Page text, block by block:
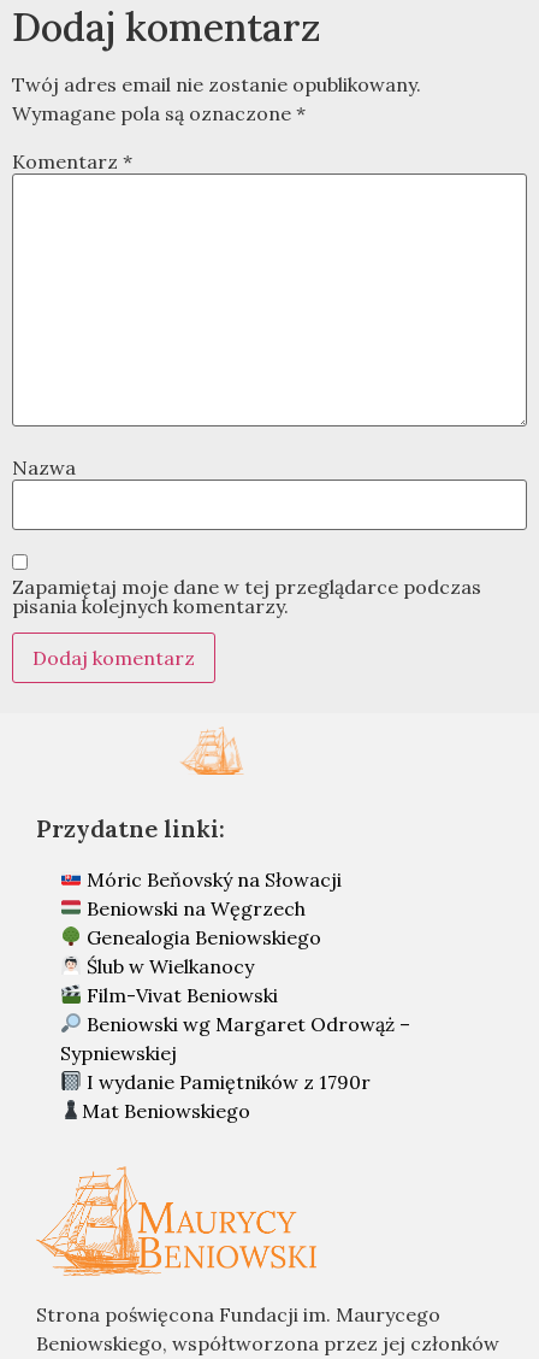
Dodaj komentarz
Twój adres email nie zostanie opublikowany.
Wymagane pola są oznaczone *
Komentarz *
Nazwa
Zapamiętaj moje dane w tej przeglądarce podczas
pisania kolejnych komentarzy.
Strona poświęcona Fundacji im. Maurycego
Beniowskiego, współtworzona przez jej członków
Przydatne linki:
Móric Beňovský na Słowacji
Beniowski na Węgrzech
Genealogia Beniowskiego
Ślub w Wielkanocy
Film-Vivat Beniowski
Beniowski wg Margaret Odrowąż –
Sypniewskiej
I wydanie Pamiętników z 1790r
Mat Beniowskiego